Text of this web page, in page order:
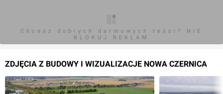
Chcesz dobrych darmowych teści? NIE
BLOKUJ REKLAM
ZDJĘCIA Z BUDOWY I WIZUALIZACJE NOWA CZERNICA